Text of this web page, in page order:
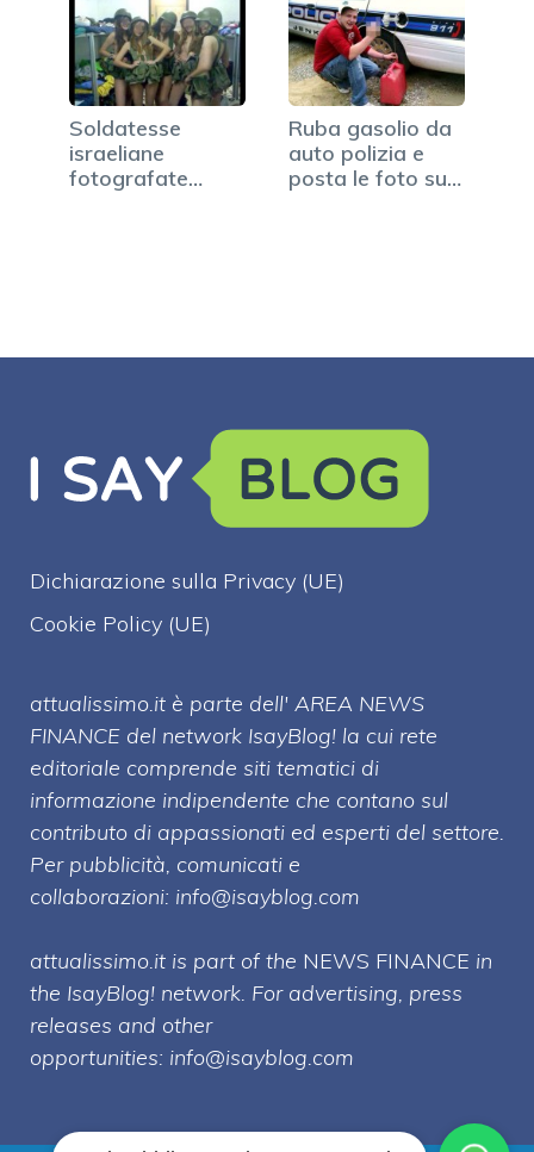
Soldatesse
israeliane
fotografate
Ruba gasolio da
auto polizia e
posta le foto su…
Dichiarazione sulla Privacy (UE)
Cookie Policy (UE)
attualissimo.it è parte dell' AREA NEWS
FINANCE del network IsayBlog! la cui rete
editoriale comprende siti tematici di
informazione indipendente che contano sul
contributo di appassionati ed esperti del settore.
Per pubblicità, comunicati e
collaborazioni: info@isayblog.com
attualissimo.it is part of the NEWS FINANCE in
the IsayBlog! network. For advertising, press
releases and other
opportunities: info@isayblog.com